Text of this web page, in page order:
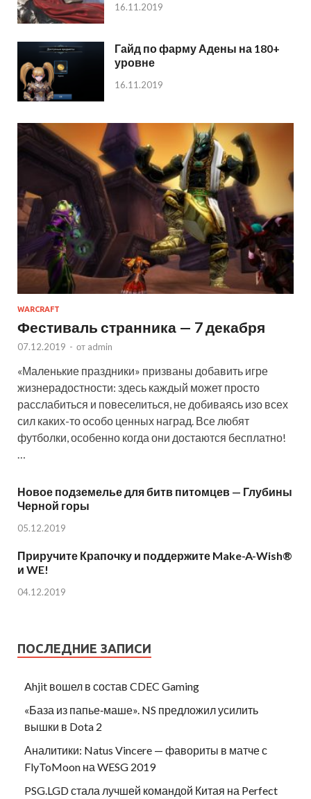
16.11.2019
Гайд по фарму Адены на 180+
уровне
16.11.2019
WARCRAFT
Фестиваль странника — 7 декабря
07.12.2019 - от admin
«Маленькие праздники» призваны добавить игре
жизнерадостности: здесь каждый может просто
расслабиться и повеселиться, не добиваясь изо всех
сил каких-то особо ценных наград. Все любят
футболки, особенно когда они достаются бесплатно!
…
Новое подземелье для битв питомцев — Глубины
Черной горы
05.12.2019
Приручите Крапочку и поддержите Make-A-Wish®
и WE!
04.12.2019
ПОСЛЕДНИЕ ЗАПИСИ
Ahjit вошел в состав CDEC Gaming
«База из папье‑маше». NS предложил усилить
вышки в Dota 2
Аналитики: Natus Vincere — фавориты в матче с
FlyToMoon на WESG 2019
PSG.LGD стала лучшей командой Китая на Perfect